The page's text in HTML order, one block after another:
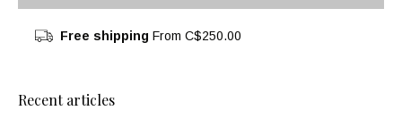
Free shipping From C$250.00
Recent articles